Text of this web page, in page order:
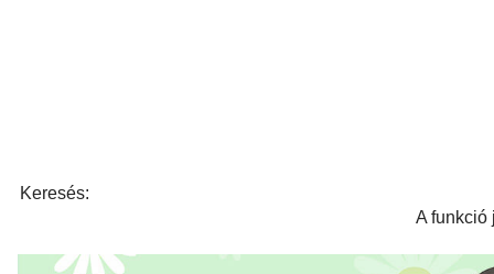
Keresés:
A funkció